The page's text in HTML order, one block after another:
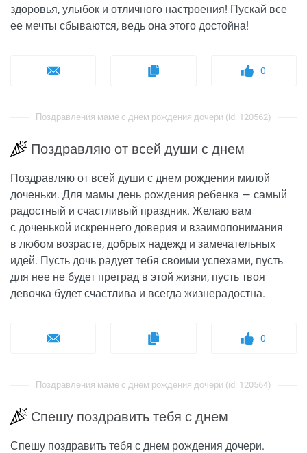
здоровья, улыбок и отличного настроения! Пускай все
ее мечты сбываются, ведь она этого достойна!
0
Поздравления маме с днем рождения дочери (id: 120562)
Поздравляю от всей души с днем
Поздравляю от всей души с днем рождения милой
доченьки. Для мамы день рождения ребенка — самый
радостный и счастливый праздник. Желаю вам
с доченькой искреннего доверия и взаимопонимания
в любом возрасте, добрых надежд и замечательных
идей. Пусть дочь радует тебя своими успехами, пусть
для нее не будет преград в этой жизни, пусть твоя
девочка будет счастлива и всегда жизнерадостна.
0
Поздравления маме с днем рождения дочери (id: 120564)
Спешу поздравить тебя с днем
Спешу поздравить тебя с днем рождения дочери.